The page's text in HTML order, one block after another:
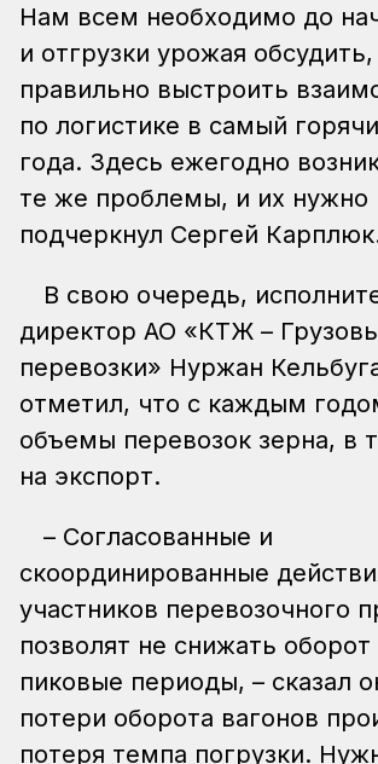
Нам всем необходимо до
и отгрузки урожая обсудить,
правильно выстроить
по логистике в самый
года. Здесь ежегодно
те же проблемы, и их нужно
подчеркнул Сергей
В свою очередь,
директор АО «КТЖ –
перевозки» Нуржан
отметил, что с каждым
объемы перевозок зерна, в
на экспорт.
– Согласованные и
скоординированные
участников перевозочного
позволят не снижать оборот
пиковые периоды, – сказал
потери оборота вагонов
потеря темпа погрузки.